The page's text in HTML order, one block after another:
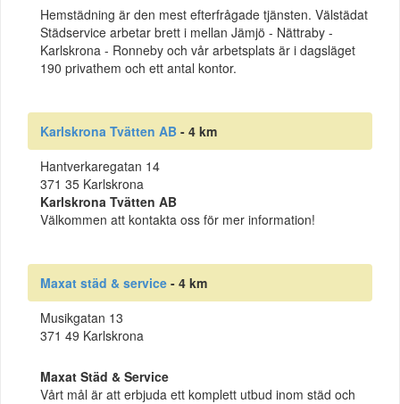
Hemstädning är den mest efterfrågade tjänsten. Välstädat
Städservice arbetar brett i mellan Jämjö - Nättraby -
Karlskrona - Ronneby och vår arbetsplats är i dagsläget
190 privathem och ett antal kontor.
Karlskrona Tvätten AB - 4 km
Hantverkaregatan 14
371 35 Karlskrona
Karlskrona Tvätten AB
Välkommen att kontakta oss för mer information!
Maxat städ & service - 4 km
Musikgatan 13
371 49 Karlskrona
Maxat Städ & Service
Vårt mål är att erbjuda ett komplett utbud inom städ och